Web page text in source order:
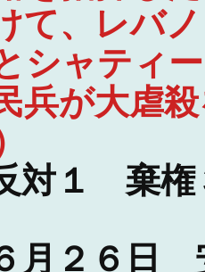
て、レバ
シャティ
兵が大虐
対１ 棄権
月２６日